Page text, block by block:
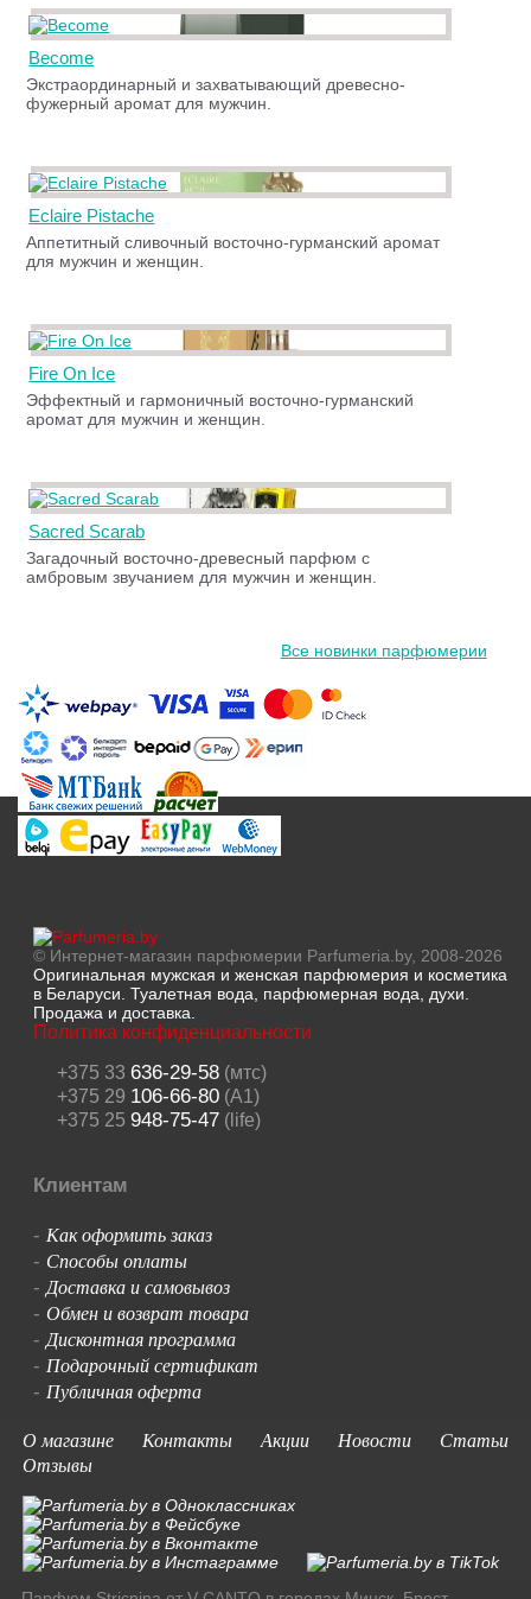
Become
Экстраординарный и захватывающий древесно-
фужерный аромат для мужчин.
Eclaire Pistache
Аппетитный сливочный восточно-гурманский аромат
для мужчин и женщин.
Fire On Ice
Эффектный и гармоничный восточно-гурманский
аромат для мужчин и женщин.
Sacred Scarab
Загадочный восточно-древесный парфюм с
амбровым звучанием для мужчин и женщин.
Все новинки парфюмерии
© Интернет-магазин парфюмерии Parfumeria.by, 2008-2026
Оригинальная мужская и женская парфюмерия и косметика
в Беларуси. Туалетная вода, парфюмерная вода, духи.
Продажа и доставка.
Политика конфиденциальности
+375 33 636-29-58(мтс)
+375 29 106-66-80(A1)
+375 25 948-75-47(life)
Клиентам
- Как оформить заказ
- Способы оплаты
-Доставка и самовывоз
- Обмен и возврат товара
-Дисконтная программа
- Подарочный сертификат
- Публичная оферта
О магазине
Контакты Акции Новости
Статьи
Отзывы